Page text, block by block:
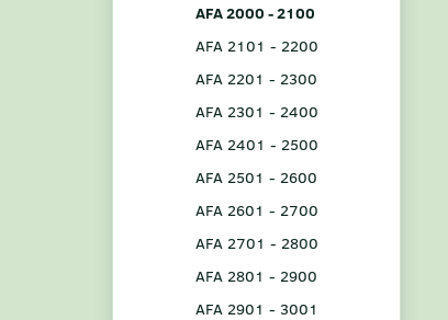
AFA 2000 - 2100
AFA 2101 - 2200
AFA 2201 - 2300
AFA 2301 - 2400
AFA 2401 - 2500
AFA 2501 - 2600
AFA 2601 - 2700
AFA 2701 - 2800
AFA 2801 - 2900
AFA 2901 - 3001